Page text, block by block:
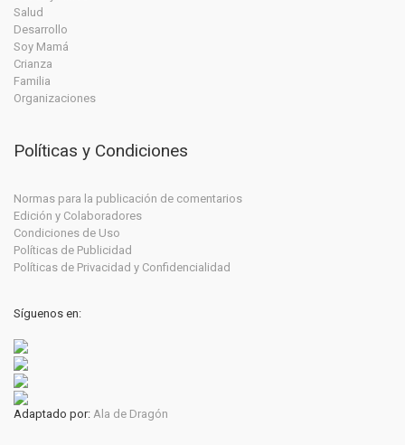
Salud
Desarrollo
Soy Mamá
Crianza
Familia
Organizaciones
Políticas y Condiciones
Normas para la publicación de comentarios
Edición y Colaboradores
Condiciones de Uso
Políticas de Publicidad
Políticas de Privacidad y Confidencialidad
Síguenos en:
Adaptado por: Ala de Dragón